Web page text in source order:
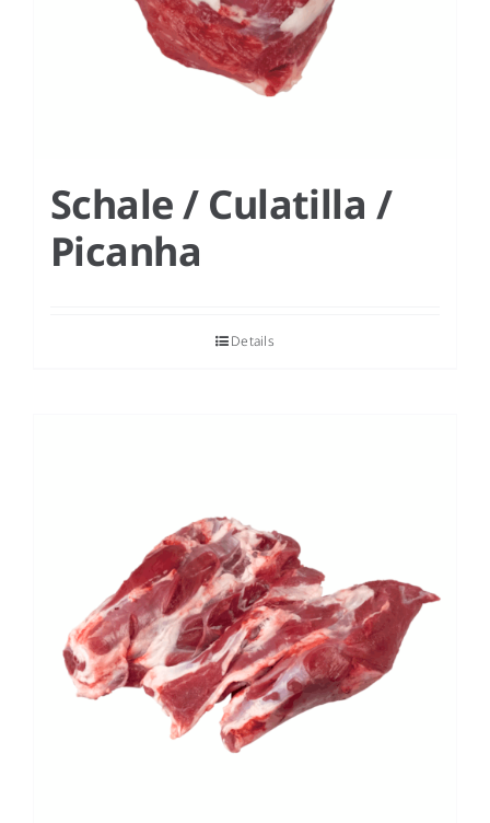
Schale / Culatilla /
Picanha
Details